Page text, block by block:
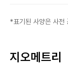
*표기된 사양은 사전
지오메트리